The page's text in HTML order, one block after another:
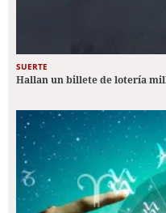
SUERTE
Hallan un billete de lotería